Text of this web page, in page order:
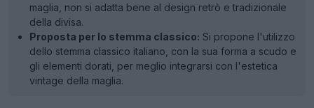
maglia, non si adatta bene al design retrò e tradizionale
della divisa.
Proposta per lo stemma classico: Si propone l'utilizzo
dello stemma classico italiano, con la sua forma a scudo e
gli elementi dorati, per meglio integrarsi con l'estetica
vintage della maglia.